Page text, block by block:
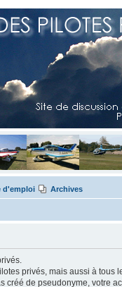
d'emploi Archives
privés, mais aussi à
créé de pseudonyme, votre